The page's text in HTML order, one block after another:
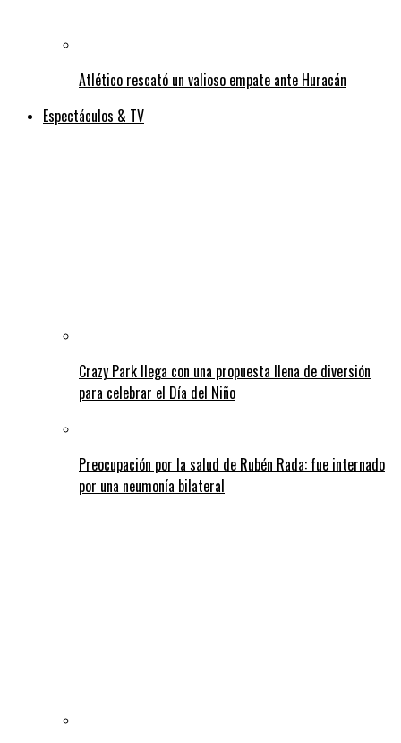
Atlético rescató un valioso empate ante Huracán
Espectáculos & TV
Crazy Park llega con una propuesta llena de diversión
para celebrar el Día del Niño
Preocupación por la salud de Rubén Rada: fue internado
por una neumonía bilateral